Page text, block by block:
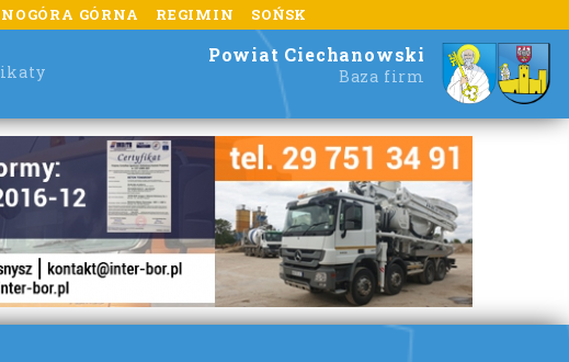
GÓRNA REGIMIN SOŃSK
Powiat Ciechanowski
Baza firm